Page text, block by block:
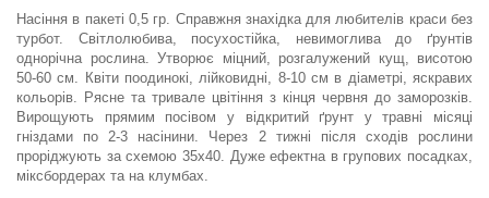
Насіння в пакеті 0,5 гр. Справжня знахідка для любителів краси без
турбот. Світлолюбива, посухостійка, невимоглива до ґрунтів
однорічна рослина. Утворює міцний, розгалужений кущ, висотою
50-60 см. Квіти поодинокі, лійковидні, 8-10 см в діаметрі, яскравих
кольорів. Рясне та тривале цвітіння з кінця червня до заморозків.
Вирощують прямим посівом у відкритий ґрунт у травні місяці
гніздами по 2-3 насінини. Через 2 тижні після сходів рослини
проріджують за схемою 35x40. Дуже ефектна в групових посадках,
міксбордерах та на клумбах.